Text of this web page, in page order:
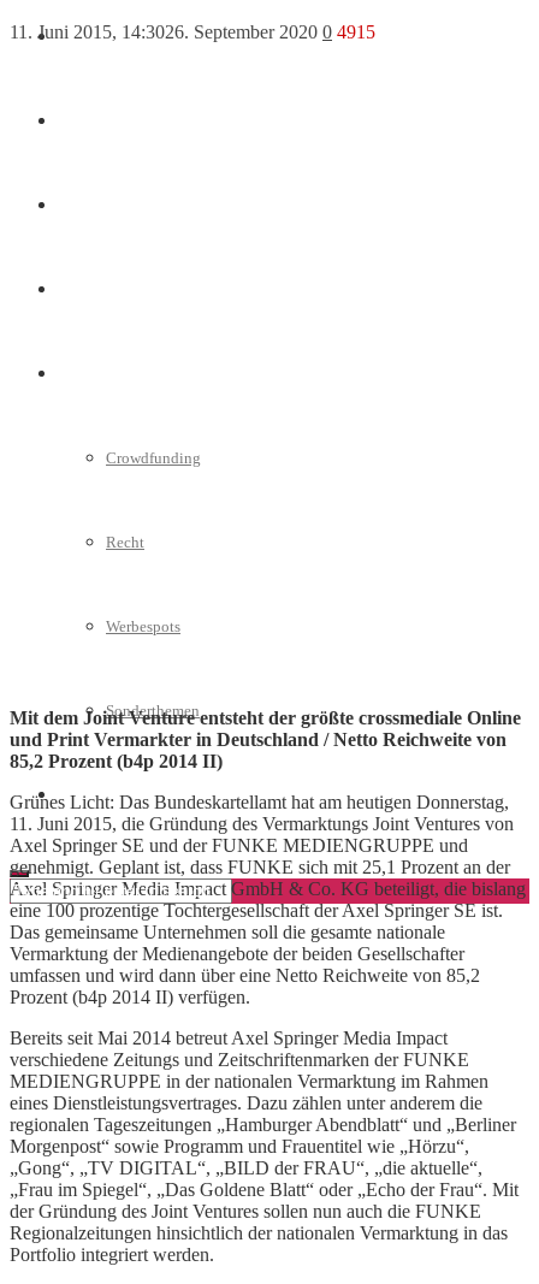
Finanzen
Crowdfunding
Recht
Werbespots
Sonderthemen
Geschäftskonto eröffnen
11. Juni 2015, 14:3026. September 2020 0 4915
Mit dem Joint Venture entsteht der größte crossmediale Online
und Print Vermarkter in Deutschland / Netto Reichweite von
85,2 Prozent (b4p 2014 II)
Grünes Licht: Das Bundeskartellamt hat am heutigen Donnerstag,
11. Juni 2015, die Gründung des Vermarktungs Joint Ventures von
Axel Springer SE und der FUNKE MEDIENGRUPPE und
genehmigt. Geplant ist, dass FUNKE sich mit 25,1 Prozent an der
Axel Springer Media Impact GmbH & Co. KG beteiligt, die bislang
eine 100 prozentige Tochtergesellschaft der Axel Springer SE ist.
Das gemeinsame Unternehmen soll die gesamte nationale
Vermarktung der Medienangebote der beiden Gesellschafter
umfassen und wird dann über eine Netto Reichweite von 85,2
Prozent (b4p 2014 II) verfügen.
Bereits seit Mai 2014 betreut Axel Springer Media Impact
verschiedene Zeitungs und Zeitschriftenmarken der FUNKE
MEDIENGRUPPE in der nationalen Vermarktung im Rahmen
eines Dienstleistungsvertrages. Dazu zählen unter anderem die
regionalen Tageszeitungen „Hamburger Abendblatt“ und „Berliner
Morgenpost“ sowie Programm und Frauentitel wie „Hörzu“,
„Gong“, „TV DIGITAL“, „BILD der FRAU“, „die aktuelle“,
„Frau im Spiegel“, „Das Goldene Blatt“ oder „Echo der Frau“. Mit
der Gründung des Joint Ventures sollen nun auch die FUNKE
Regionalzeitungen hinsichtlich der nationalen Vermarktung in das
Portfolio integriert werden.